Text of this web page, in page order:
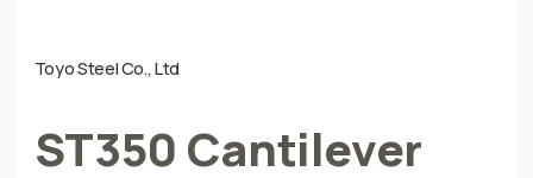
Toyo Steel Co., Ltd
ST350 Cantilever